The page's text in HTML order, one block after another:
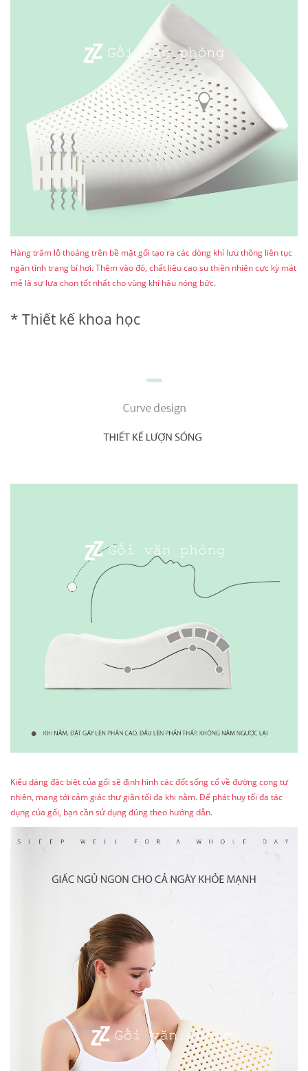
Hàng trăm lỗ thoáng trên bề mặt gối tạo ra các dòng khí lưu thông liên tục
ngăn tình trạng bí hơi. Thêm vào đó, chất liệu cao su thiên nhiên cực kỳ mát
mẻ là sự lựa chọn tốt nhất cho vùng khí hậu nóng bức.
* Thiết kế khoa học
Kiểu dáng đặc biệt của gối sẽ định hình các đốt sống cổ về đường cong tự
nhiên, mang tới cảm giác thư giãn tối đa khi nằm. Để phát huy tối đa tác
dụng của gối, bạn cần sử dụng đúng theo hướng dẫn.